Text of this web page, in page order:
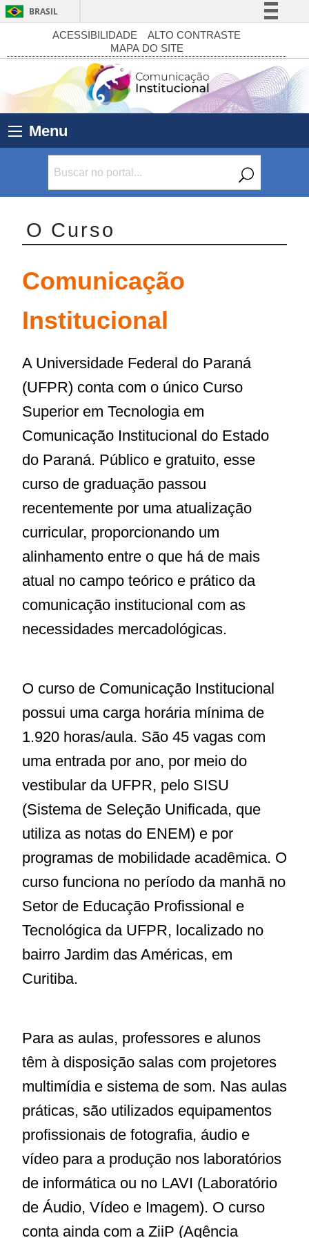
BRASIL
Simplifique!
Comunica BR
Participe
Acesso à informação
Legislação
ACESSIBILIDADE
ALTO CONTRASTE
MAPA DO SITE
Menu
O Curso
Comunicação
Institucional
A Universidade Federal do Paraná
(UFPR) conta com o único Curso
Superior em Tecnologia em
Comunicação Institucional do Estado
do Paraná. Público e gratuito, esse
curso de graduação passou
recentemente por uma atualização
curricular, proporcionando um
alinhamento entre o que há de mais
atual no campo teórico e prático da
comunicação institucional com as
necessidades mercadológicas.
O curso de Comunicação Institucional
possui uma carga horária mínima de
1.920 horas/aula. São 45 vagas com
uma entrada por ano, por meio do
vestibular da UFPR, pelo SISU
(Sistema de Seleção Unificada, que
utiliza as notas do ENEM) e por
programas de mobilidade acadêmica. O
curso funciona no período da manhã no
Setor de Educação Profissional e
Tecnológica da UFPR, localizado no
bairro Jardim das Américas, em
Curitiba.
Para as aulas, professores e alunos
têm à disposição salas com projetores
multimídia e sistema de som. Nas aulas
práticas, são utilizados equipamentos
profissionais de fotografia, áudio e
vídeo para a produção nos laboratórios
de informática ou no LAVI (Laboratório
de Áudio, Vídeo e Imagem). O curso
conta ainda com a ZiiP (Agência